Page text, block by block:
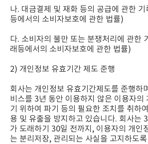
나. 대금결제 및 재화 등의 공급에 관한 기
등에서의 소비자보호에 관한 법률)
다. 소비자의 불만 또는 분쟁처리에 관한
래등에서의 소비자보호에 관한 법률)
2) 개인정보 유효기간 제도 준행
회사는 개인정보 유효기간제도를 준행하
비스를 3년 동안 이용하지 않은 이용자의
기 위하여 파기 등의 필요한 조치를 취하
용 및 유출을 방지하고 있습니다. 회사는
가 도래하기 30일 전까지, 이용자의 개인
는 분리저장, 관리되는 사실을 고지하도